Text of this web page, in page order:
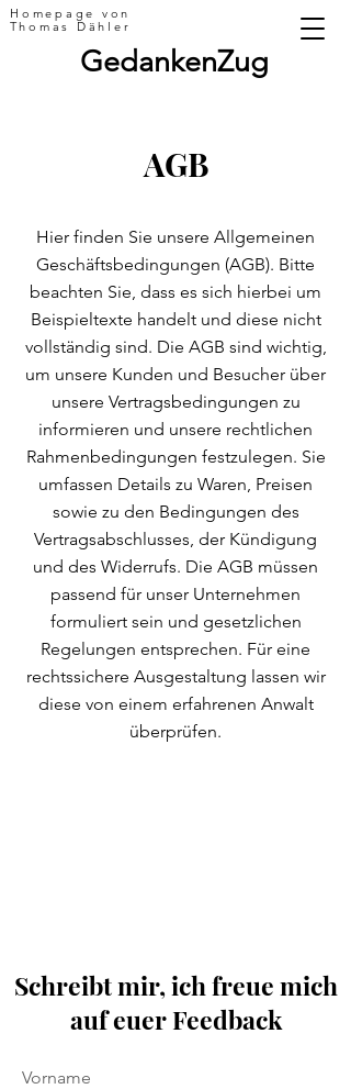
Homepage von
Thomas Dähler
GedankenZug
AGB
Hier finden Sie unsere Allgemeinen
Geschäftsbedingungen (AGB). Bitte
beachten Sie, dass es sich hierbei um
Beispieltexte handelt und diese nicht
vollständig sind. Die AGB sind wichtig,
um unsere Kunden und Besucher über
unsere Vertragsbedingungen zu
informieren und unsere rechtlichen
Rahmenbedingungen festzulegen. Sie
umfassen Details zu Waren, Preisen
sowie zu den Bedingungen des
Vertragsabschlusses, der Kündigung
und des Widerrufs. Die AGB müssen
passend für unser Unternehmen
formuliert sein und gesetzlichen
Regelungen entsprechen. Für eine
rechtssichere Ausgestaltung lassen wir
diese von einem erfahrenen Anwalt
überprüfen.
Schreibt mir, ich freue mich
auf euer Feedback
Vorname